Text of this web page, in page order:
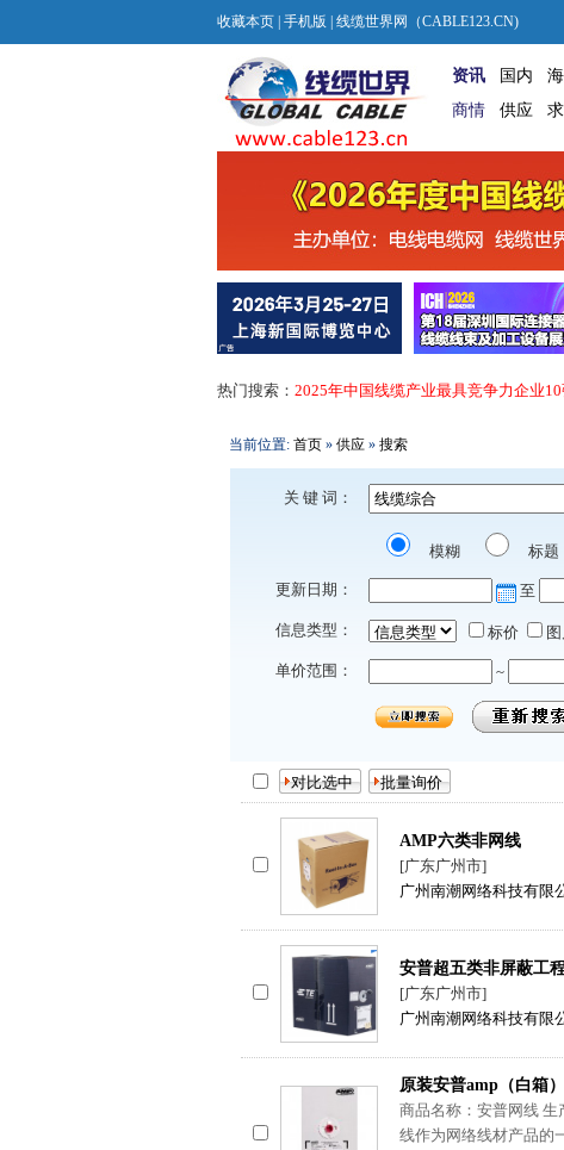
收藏本页 手机版 | 线缆世界网（CABLE123.CN)
资讯 国内
商情
供应
热门搜索： 2025年中国线缆产业最具竞争力企业
当前位置: 首页 » 供应 » 搜索
关 键 词：
模糊 标题
更新日期： 至
信息类型： 标价
单价范围： ~
AMP六类非网线
[广东广州市]
广州南潮网络科技有限
安普超五类非屏蔽工
[广东广州市]
广州南潮网络科技有限
原装安普amp（白箱
商品名称：安普网线 生
线作为网络线材产品的